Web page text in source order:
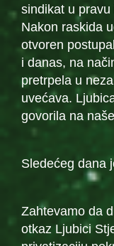
sindikat u
Nakon raskida
otvoren
i danas, na
pretrpela u
uvećava.
govorila na
Sledećeg dana
Zahtevamo da
otkaz Ljubici